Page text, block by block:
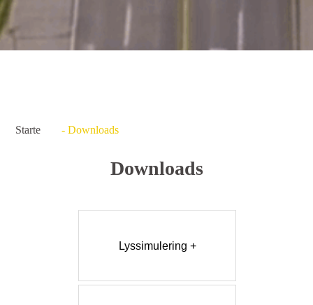
Starte - Downloads
Downloads
Lyssimulering +